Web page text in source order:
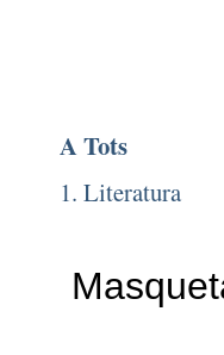
A Tots
1. Literatura